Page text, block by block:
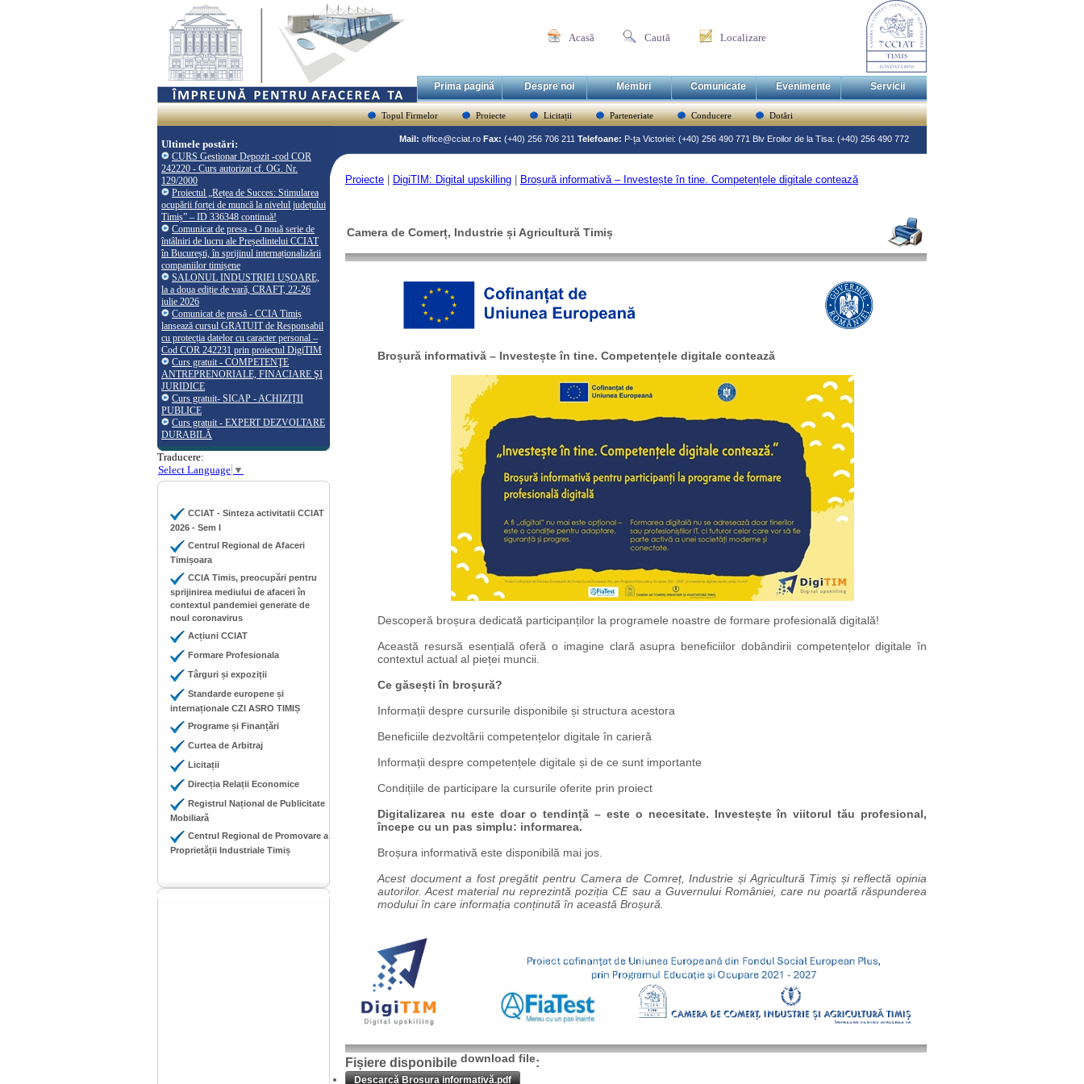
Acasă Caută Localizare
Prima pagină Despre noi Membri Comunicate Evenimente Servicii
Topul Firmelor Proiecte Licitații Parteneriate Conducere Dotări
Ultimele postări:
CURS Gestionar Depozit -cod COR
242220 - Curs autorizat cf. OG. Nr.
129/2000
Proiectul „Rețea de Succes: Stimularea
ocupării forței de muncă la nivelul județului
Timiș” – ID 336348 continuă!
Comunicat de presa - O nouă serie de
întâlniri de lucru ale Președintelui CCIAT
în București, în sprijinul internaționalizării
companiilor timișene
SALONUL INDUSTRIEI UȘOARE,
la a doua ediție de vară, CRAFT, 22-26
iulie 2026
Comunicat de presă - CCIA Timiș
lansează cursul GRATUIT de Responsabil
cu protecția datelor cu caracter personal –
Cod COR 242231 prin proiectul DigiTIM
Curs gratuit - COMPETENŢE
ANTREPRENORIALE, FINACIARE ŞI
JURIDICE
Curs gratuit- SICAP - ACHIZIŢII
PUBLICE
Curs gratuit - EXPERT DEZVOLTARE
DURABILĂ
Traducere:
Select Language ▼
CCIAT - Sinteza activitatii CCIAT
2026 - Sem I
Centrul Regional de Afaceri
Timișoara
CCIA Timis, preocupări pentru
sprijinirea mediului de afaceri în
contextul pandemiei generate de
noul coronavirus
Acțiuni CCIAT
Formare Profesionala
Târguri și expoziții
Standarde europene și
internaționale CZI ASRO TIMIȘ
Programe și Finanțări
Curtea de Arbitraj
Licitații
Direcția Relații Economice
Registrul Național de Publicitate
Mobiliară
Centrul Regional de Promovare a
Proprietății Industriale Timiș
Mail: office@cciat.ro Fax: (+40) 256 706 211 Telefoane: P-ța Victoriei: (+40) 256 490 771 Blv Eroilor de la Tisa: (+40) 256 490 772
Proiecte DigiTIM: Digital upskilling Broșură informativă – Investește în tine. Competențele digitale contează
Camera de Comerț, Industrie și Agricultură Timiș
Broșură informativă – Investește în tine. Competențele digitale contează
Descoperă broșura dedicată participanților la programele noastre de formare profesională digitală!
Această resursă esențială oferă o imagine clară asupra beneficiilor dobândirii competențelor digitale în
contextul actual al pieței muncii.
Ce găsești în broșură?
Informații despre cursurile disponibile și structura acestora
Beneficiile dezvoltării competențelor digitale în carieră
Informații despre competențele digitale și de ce sunt importante
Condițiile de participare la cursurile oferite prin proiect
Digitalizarea nu este doar o tendință – este o necesitate. Investește în viitorul tău profesional,
începe cu un pas simplu: informarea.
Broșura informativă este disponibilă mai jos.
Acest document a fost pregătit pentru Camera de Comreț, Industrie și Agricultură Timiș și reflectă opinia
autorilor. Acest material nu reprezintă poziția CE sau a Guvernului României, care nu poartă răspunderea
modului în care informația conținută în această Broșură.
Fișiere disponibile download file:
Descarcă Brosura informativă.pdf